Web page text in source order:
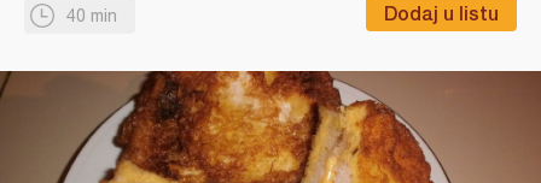
40 min Dodaj u listu